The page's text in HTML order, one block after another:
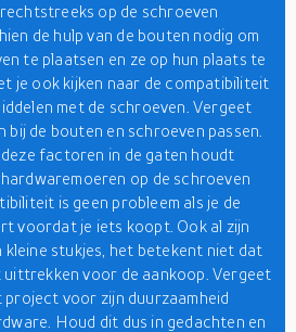
op de schroeven
de hulp van de bouten nodig om
te plaatsen en ze op hun plaats te
je ook kijken naar de compatibiliteit
met de schroeven. Vergeet
de bouten en schroeven passen.
factoren in de gaten houdt
op de schroeven
is geen probleem als je de
voordat je iets koopt. Ook al zijn
kleine stukjes, het betekent niet dat
voor de aankoop. Vergeet
voor zijn duurzaamheid
Houd dit dus in gedachten en